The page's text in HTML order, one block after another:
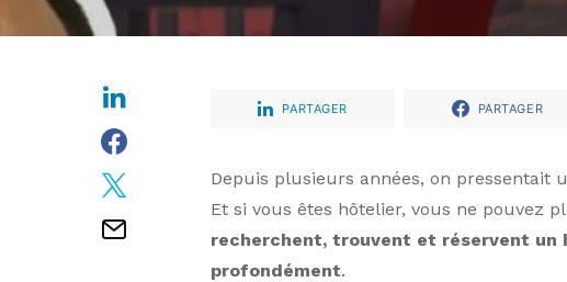
PARTAGER PARTAGER
Depuis plusieurs années, on pressentait
Et si vous êtes hôtelier, vous ne pouvez
recherchent, trouvent et réservent un
profondément.